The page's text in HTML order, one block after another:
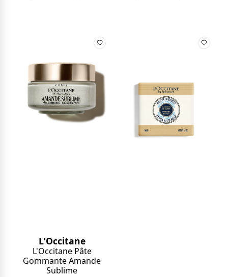
L'Occitane
L'Occitane Pâte
Gommante Amande
Sublime